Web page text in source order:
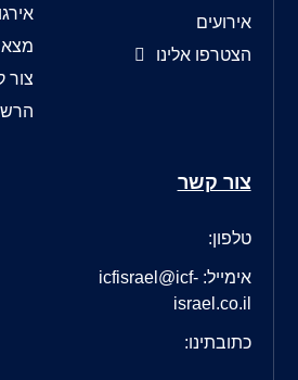
אירועים
הצטרפו אלינו
צור
צור קשר
טלפון:
אימייל: icfisrael@icf-
israel.co.il
כתובתינו: